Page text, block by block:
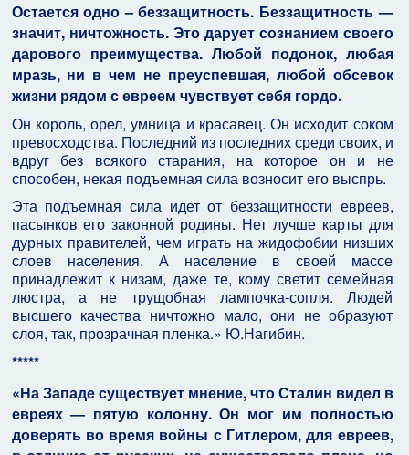
Остается одно – беззащитность. Беззащитность —
значит, ничтожность. Это дарует сознанием своего
дарового преимущества. Любой подонок, любая
мразь, ни в чем не преуспевшая, любой обсевок
жизни рядом с евреем чувствует себя гордо.
Он король, орел, умница и красавец. Он исходит соком
превосходства. Последний из последних среди своих, и
вдруг без всякого старания, на которое он и не
способен, некая подъемная сила возносит его выспрь.
Эта подъемная сила идет от беззащитности евреев,
пасынков его законной родины. Нет лучше карты для
дурных правителей, чем играть на жидофобии низших
слоев населения. А население в своей массе
принадлежит к низам, даже те, кому светит семейная
люстра, а не трущобная лампочка-сопля. Людей
высшего качества ничтожно мало, они не образуют
слоя, так, прозрачная пленка.» Ю.Нагибин.
*****
«На Западе существует мнение, что Сталин видел в
евреях ― пятую колонну. Он мог им полностью
доверять во время войны с Гитлером, для евреев,